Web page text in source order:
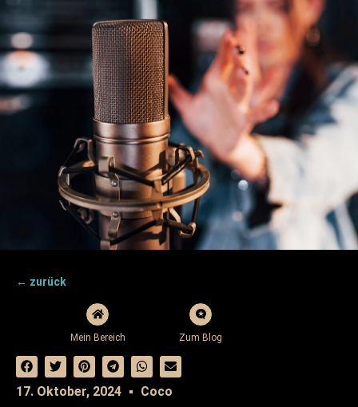
← zurück
Mein Bereich Zum Blog
17. Oktober, 2024 Coco